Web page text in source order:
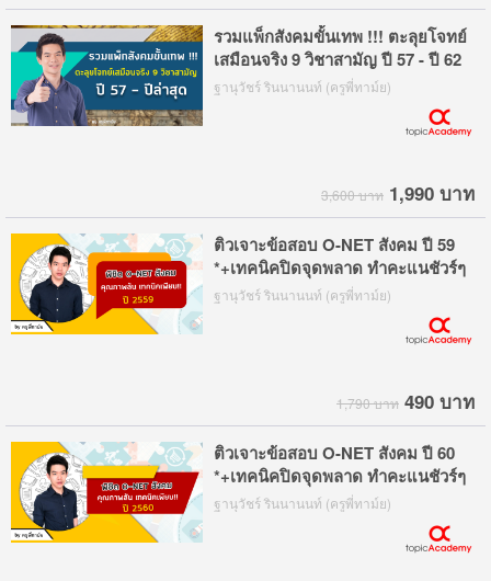
รวมแพ็กสังคมขั้นเทพ !!! ตะลุยโจทย์
เสมือนจริง 9 วิชาสามัญ ปี 57 - ปี 62
ฐานุวัชร์ รินนานนท์ (ครูพี่ทาม์ย)
3,600 บาท 1,990 บาท
ติวเจาะข้อสอบ O-NET สังคม ปี 59
*+เทคนิคปิดจุดพลาด ทำคะแนชัวร์ๆ
ฐานุวัชร์ รินนานนท์ (ครูพี่ทาม์ย)
1,790 บาท 490 บาท
ติวเจาะข้อสอบ O-NET สังคม ปี 60
*+เทคนิคปิดจุดพลาด ทำคะแนชัวร์ๆ
ฐานุวัชร์ รินนานนท์ (ครูพี่ทาม์ย)